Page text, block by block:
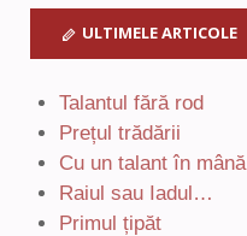
ULTIMELE ARTICOLE
Talantul fără rod
Prețul trădării
Cu un talant în mână
Raiul sau Iadul…
Primul țipăt